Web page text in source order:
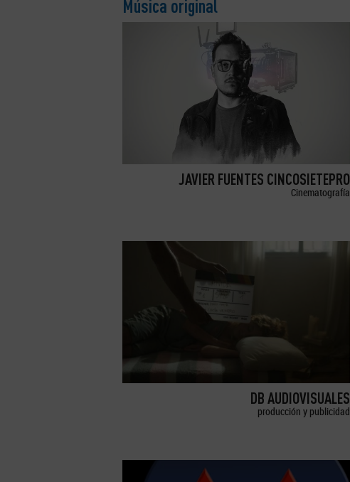
Música original
JAVIER FUENTES CINCOSIETEPRO
Cinematografía
DB AUDIOVISUALES
producción y publicidad